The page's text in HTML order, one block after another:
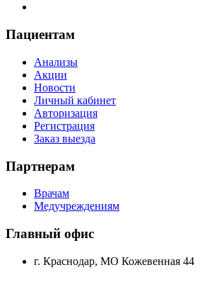
Пациентам
Анализы
Акции
Новости
Личный кабинет
Авторизация
Регистрация
Заказ выезда
Партнерам
Врачам
Медучреждениям
Главный офис
г. Краснодар, МО Кожевенная 44